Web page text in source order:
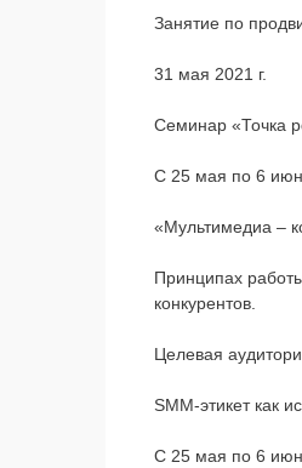
Занятие по
31 мая 2021 г.
Семинар «Точка
С 25 мая по 6
«Мультимедиа –
Принципах
конкурентов.
Целевая
SMM-этикет как
С 25 мая по 6